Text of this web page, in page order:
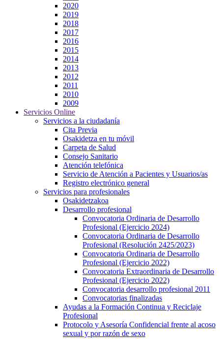
2020
2019
2018
2017
2016
2015
2014
2013
2012
2011
2010
2009
Servicios Online
Servicios a la ciudadanía
Cita Previa
Osakidetza en tu móvil
Carpeta de Salud
Consejo Sanitario
Atención telefónica
Servicio de Atención a Pacientes y Usuarios/as
Registro electrónico general
Servicios para profesionales
Osakidetzakoa
Desarrollo profesional
Convocatoria Ordinaria de Desarrollo
Profesional (Ejercicio 2024)
Convocatoria Ordinaria de Desarrollo
Profesional (Resolución 2425/2023)
Convocatoria Ordinaria de Desarrollo
Profesional (Ejercicio 2022)
Convocatoria Extraordinaria de Desarrollo
Profesional (Ejercicio 2022)
Convocatoria desarrollo profesional 2011
Convocatorias finalizadas
Ayudas a la Formación Continua y Reciclaje
Profesional
Protocolo y Asesoría Confidencial frente al acoso
sexual y por razón de sexo